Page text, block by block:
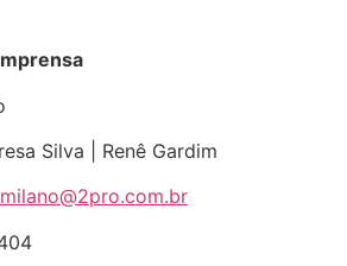
Silva | Renê Gardim